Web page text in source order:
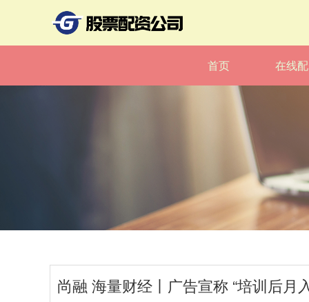
首页 在线
尚融 海量财经丨广告宣称 “培训后月